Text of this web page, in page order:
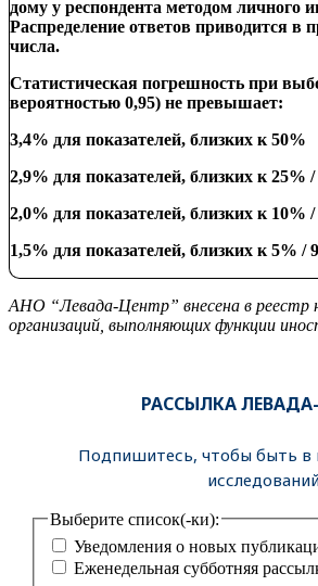
дому у респондента методом личного
Распределение ответов приводится в
числа.
Статистическая погрешность при
вероятностью 0,95) не превышает:
3,4% для показателей, близких к 50%
2,9% для показателей, близких к 25%
2,0% для показателей, близких к 10%
1,5% для показателей, близких к 5% /
АНО “Левада-Центр” внесена в реестр
организаций, выполняющих функции
РАССЫЛКА
Подпишитесь, чтобы быть в
Выберите список(-ки):
Уведомления о новых
Еженедельная субботняя